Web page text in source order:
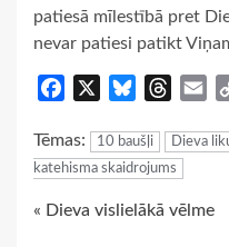
patiesā mīlestībā pret
nevar patiesi patikt
Facebook Bluesky
Tēmas: 10 baušļi Dieva
katehisma skaidrojums
Continue
« Dieva vislielākā vēlme